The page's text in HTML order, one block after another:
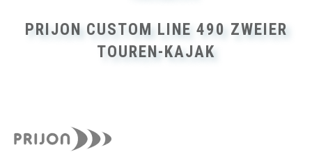
PRIJON CUSTOM LINE 490 ZWEIER
TOUREN-KAJAK